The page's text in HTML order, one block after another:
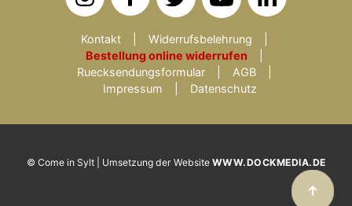
Kontakt
Widerrufsbelehrung
Bestellung online widerrufen
Ruecksendungsformular
AGB
Impressum
Datenschutz
© Come in Sylt | Umsetzung der Website WWW.DOCKMEDIA.DE
↑